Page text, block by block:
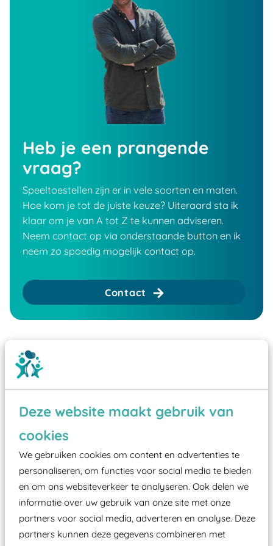
Deze website maakt gebruik van
cookies
We gebruiken cookies om content en advertenties te
personaliseren, om functies voor social media te bieden
en om ons websiteverkeer te analyseren. Ook delen we
informatie over uw gebruik van onze site met onze
partners voor social media, adverteren en analyse. Deze
partners kunnen deze gegevens combineren met
Heb je een prangende
vraag?
Speeltoestellen zijn er in vele soorten en maten.
Hoe kom je tot de juiste keuze? Uiteraard sta ik
klaar om je van A tot Z te kunnen adviseren.
Neem contact op via onderstaande button en ik
neem zo spoedig mogelijk contact op.
Contact